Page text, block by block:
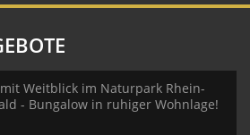
Weitblick im Naturpark Rhein-
- Bungalow in ruhiger Wohnlage!